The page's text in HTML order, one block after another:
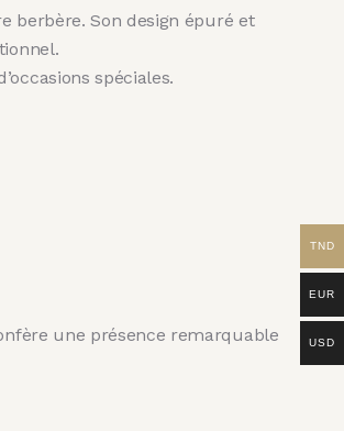
berbère. Son design épuré et
spéciales.
une présence remarquable
TND
EUR
USD